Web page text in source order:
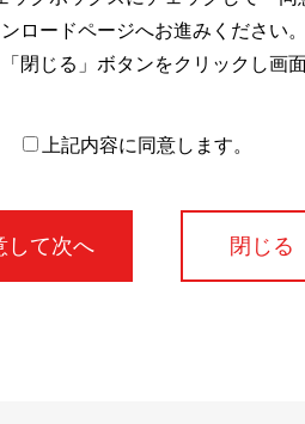
ますのであらかじめご了承ください。
ロードページへお進みください。
閉じる」ボタンをクリックし画
上記内容に同意します。
閉じる